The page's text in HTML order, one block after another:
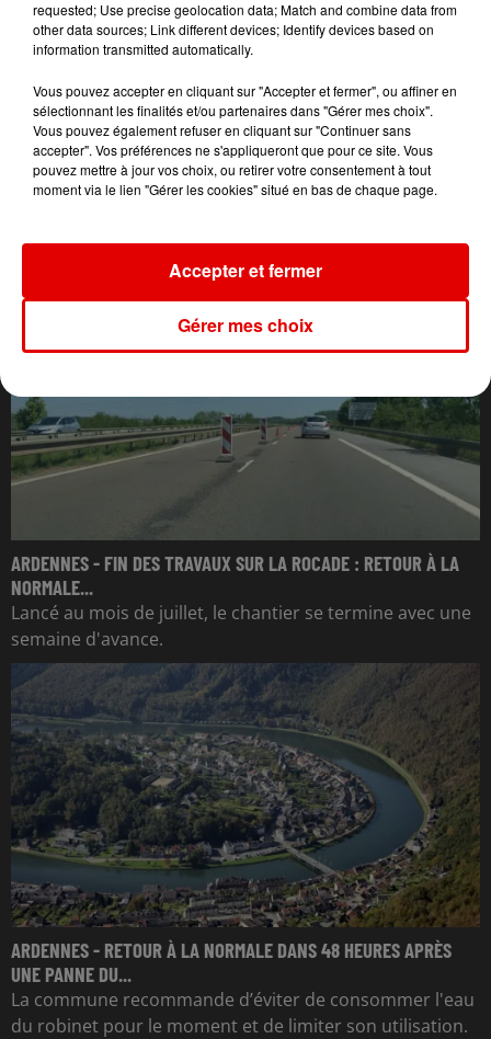
ARDENNES - FIN DES TRAVAUX SUR LA ROCADE : RETOUR À LA
NORMALE...
Lancé au mois de juillet, le chantier se termine avec une
semaine d'avance.
ARDENNES - RETOUR À LA NORMALE DANS 48 HEURES APRÈS
UNE PANNE DU...
La commune recommande d’éviter de consommer l'eau
du robinet pour le moment et de limiter son utilisation.
requested; Use precise geolocation data; Match and combine data from
other data sources; Link different devices; Identify devices based on
information transmitted automatically.
Vous pouvez accepter en cliquant sur "Accepter et fermer", ou affiner en
sélectionnant les finalités et/ou partenaires dans "Gérer mes choix".
Vous pouvez également refuser en cliquant sur "Continuer sans
accepter". Vos préférences ne s'appliqueront que pour ce site. Vous
pouvez mettre à jour vos choix, ou retirer votre consentement à tout
moment via le lien "Gérer les cookies" situé en bas de chaque page.
Gérer mes choix
Accepter et fermer